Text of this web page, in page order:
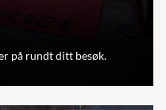
på rundt ditt besøk.